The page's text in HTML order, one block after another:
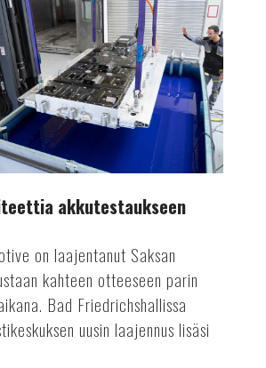
akkutestaukseen
on laajentanut Saksan
kahteen otteeseen parin
Bad Friedrichshallissa
uusin laajennus lisäsi